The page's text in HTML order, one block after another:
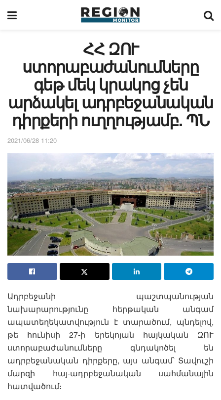
ՀՀ ԶՈՒ
ստորաբաժանումները
գեթ մեկ կրակոց չեն
արձակել ադրբեջանական
դիրքերի ուղղությամբ. ՊՆ
2021/06/28 11:20
Ադրբեջանի պաշտպանության
նախարարությունը հերթական անգամ
ապատեղեկատվություն է տարածում, պնդելով,
թե հունիսի 27-ի երեկոյան հայկական ԶՈՒ
ստորաբաժանումները գնդակոծել են
ադրբեջանական դիրքերը, այս անգամ՝ Տավուշի
մարզի հայ-ադրբեջանական սահմանային
հատվածում։